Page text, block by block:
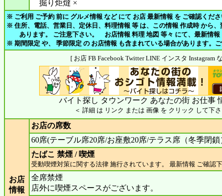
掘り炬燵 ×
※ ご利用 ご予約 前に グルメ情報 など にて お店 最新情報 を ご確認くだ
※ 住所、電話、営業日、定休日、料理情報 等 は、この情報 作成時 から
あります。 ご注意下さい。 お店情報 料理 地図 等々 にて、最新情報
※ 期間限定 や、 季節限定 の お店情報 も含まれている場合があります。
[ お店 FB Facebook Twitter LINE インスタ Instagram
バイト探し タウンワーク あなたの街 お仕事
＜ 詳細 は リンク または 画像 を クリック して下
お店
情報
お店の席数
60席(テーブル席20席/お座敷20席/テラス席（冬季閉鎖
たばこ 禁煙 / 喫煙
受動喫煙対策に関する法律 施行されています。 最新情報 ご確認
全席禁煙
店外に喫煙スペースがございます。